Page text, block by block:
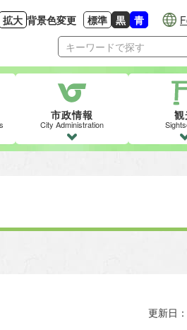
大きさをもとの大きさに戻す
拡大
文字を大きくする
背景色変更 標準
背景色の変更：白
黒
背景色の変更：
青
背景色の変
市政情報
City Administration
観
更新日